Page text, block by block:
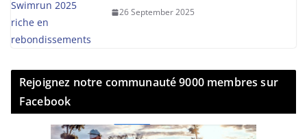
26 September 2025
Rejoignez notre communauté 9000 membres sur
Facebook